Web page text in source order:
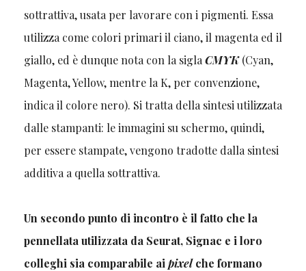
sottrattiva, usata per lavorare con i pigmenti. Essa
utilizza come colori primari il ciano, il magenta ed il
giallo, ed è dunque nota con la sigla CMYK (Cyan,
Magenta, Yellow, mentre la K, per convenzione,
indica il colore nero). Si tratta della sintesi utilizzata
dalle stampanti: le immagini su schermo, quindi,
per essere stampate, vengono tradotte dalla sintesi
additiva a quella sottrattiva.
Un secondo punto di incontro è il fatto che la
pennellata utilizzata da Seurat, Signac e i loro
colleghi sia comparabile ai pixelche formano